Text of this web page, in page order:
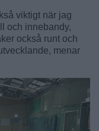
viktigt när jag
och innebandy,
också runt och
menar